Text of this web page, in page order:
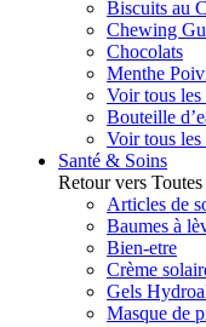
Biscuits au
Chewing
Chocolats
Menthe
Voir tous
Bouteille
Voir tous les
Santé & Soins
Retour vers
Articles de
Baumes à
Bien-etre
Crème
Gels
Masque de